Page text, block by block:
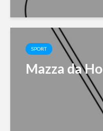
SPORT
Mazza da